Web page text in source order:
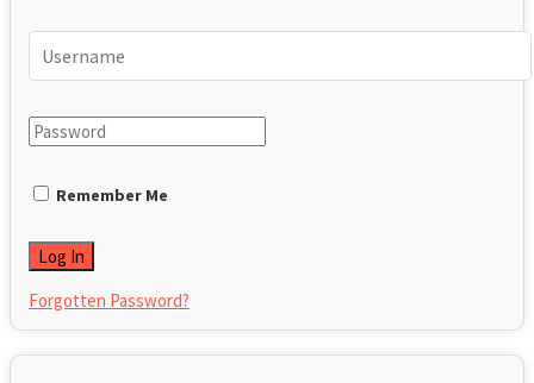
Remember Me
Forgotten Password?